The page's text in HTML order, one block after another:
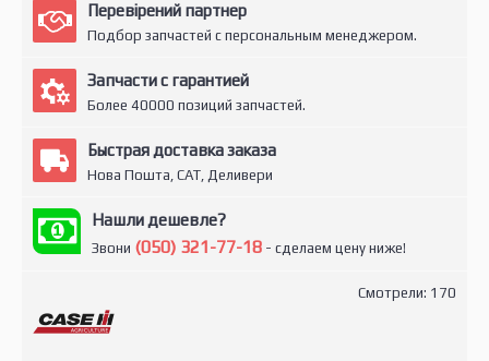
Перевірений партнер
Подбор запчастей с персональным менеджером.
Запчасти с гарантией
Более 40000 позиций запчастей.
Быстрая доставка заказа
Нова Пошта, САТ, Деливери
Нашли дешевле?
Звони (050) 321-77-18 - сделаем цену ниже!
Смотрели: 170